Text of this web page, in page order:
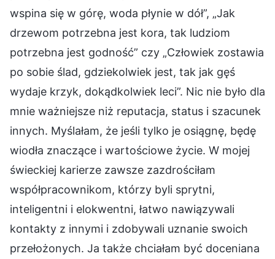
wspina się w górę, woda płynie w dół”, „Jak
drzewom potrzebna jest kora, tak ludziom
potrzebna jest godność” czy „Człowiek zostawia
po sobie ślad, gdziekolwiek jest, tak jak gęś
wydaje krzyk, dokądkolwiek leci”. Nic nie było dla
mnie ważniejsze niż reputacja, status i szacunek
innych. Myślałam, że jeśli tylko je osiągnę, będę
wiodła znaczące i wartościowe życie. W mojej
świeckiej karierze zawsze zazdrościłam
współpracownikom, którzy byli sprytni,
inteligentni i elokwentni, łatwo nawiązywali
kontakty z innymi i zdobywali uznanie swoich
przełożonych. Ja także chciałam być doceniana